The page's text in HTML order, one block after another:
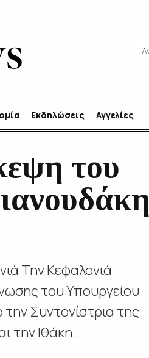
Εκδηλώσεις Αγγελίες
του
Την Κεφαλονιά
του Υπουργείου
Συντονίστρια της
την Ιθάκη...